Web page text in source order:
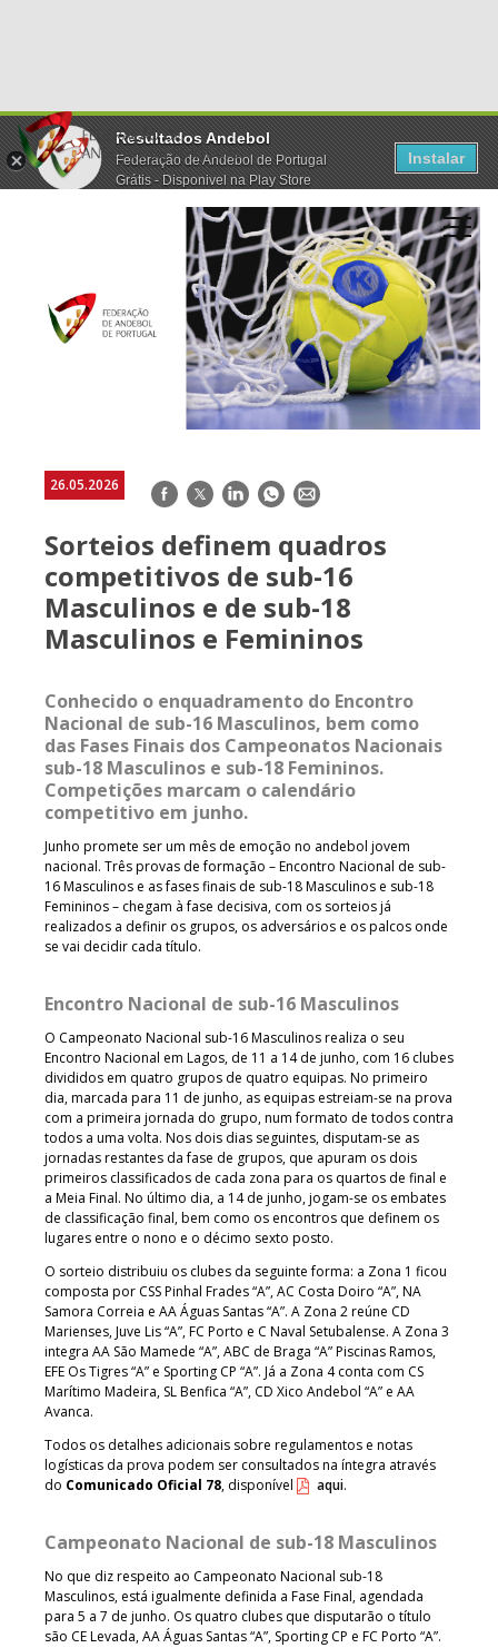
Resultados Andebol
Federação de Andebol de Portugal
Grátis - Disponivel na Play Store
Instalar
26.05.2026 Facebook
TwitterLinkedInWhatsApp
E-
Sorteios definem quadros
competitivos de sub-16
Masculinos e de sub-18
Masculinos e Femininos
Conhecido o enquadramento do Encontro
Nacional de sub-16 Masculinos, bem como
das Fases Finais dos Campeonatos Nacionais
sub-18 Masculinos e sub-18 Femininos.
Competições marcam o calendário
competitivo em junho.
Junho promete ser um mês de emoção no andebol jovem
nacional. Três provas de formação – Encontro Nacional de sub-
16 Masculinos e as fases finais de sub-18 Masculinos e sub-18
Femininos – chegam à fase decisiva, com os sorteios já
realizados a definir os grupos, os adversários e os palcos onde
se vai decidir cada título.
Encontro Nacional de sub-16 Masculinos
O Campeonato Nacional sub-16 Masculinos realiza o seu
Encontro Nacional em Lagos, de 11 a 14 de junho, com 16 clubes
divididos em quatro grupos de quatro equipas. No primeiro
dia, marcada para 11 de junho, as equipas estreiam-se na prova
com a primeira jornada do grupo, num formato de todos contra
todos a uma volta. Nos dois dias seguintes, disputam-se as
jornadas restantes da fase de grupos, que apuram os dois
primeiros classificados de cada zona para os quartos de final e
a Meia Final. No último dia, a 14 de junho, jogam-se os embates
de classificação final, bem como os encontros que definem os
lugares entre o nono e o décimo sexto posto.
O sorteio distribuiu os clubes da seguinte forma: a Zona 1 ficou
composta por CSS Pinhal Frades “A”, AC Costa Doiro “A”, NA
Samora Correia e AA Águas Santas “A”. A Zona 2 reúne CD
Marienses, Juve Lis “A”, FC Porto e C Naval Setubalense. A Zona 3
integra AA São Mamede “A”, ABC de Braga “A” Piscinas Ramos,
EFE Os Tigres “A” e Sporting CP “A”. Já a Zona 4 conta com CS
Marítimo Madeira, SL Benfica “A”, CD Xico Andebol “A” e AA
Avanca.
Todos os detalhes adicionais sobre regulamentos e notas
logísticas da prova podem ser consultados na íntegra através
do Comunicado Oficial 78, disponível aqui.
Campeonato Nacional de sub-18 Masculinos
No que diz respeito ao Campeonato Nacional sub-18
Masculinos, está igualmente definida a Fase Final, agendada
para 5 a 7 de junho. Os quatro clubes que disputarão o título
são CE Levada, AA Águas Santas “A”, Sporting CP e FC Porto “A”.